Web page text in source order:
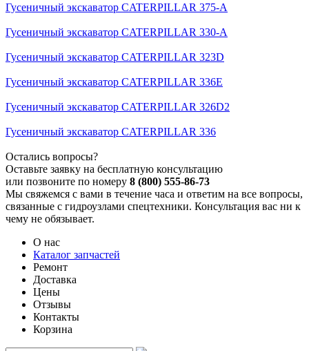
Гусеничный экскаватор CATERPILLAR 375-A
Гусеничный экскаватор CATERPILLAR 330-A
Гусеничный экскаватор CATERPILLAR 323D
Гусеничный экскаватор CATERPILLAR 336E
Гусеничный экскаватор CATERPILLAR 326D2
Гусеничный экскаватор CATERPILLAR 336
Остались вопросы?
Оставьте заявку на бесплатную консультацию
или позвоните по номеру 8 (800) 555-86-73
Мы свяжемся с вами в течение часа и ответим на все вопросы,
связанные с гидроузлами спецтехники. Консультация вас ни к
чему не обязывает.
О нас
Каталог запчастей
Ремонт
Доставка
Цены
Отзывы
Контакты
Корзина